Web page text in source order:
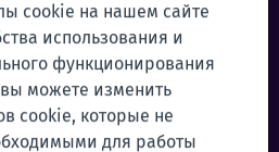
cookie на нашем сайте
использования и
функционирования
можете изменить
cookie, которые не
для работы